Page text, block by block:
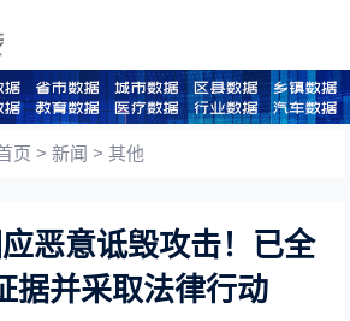
页 >新闻 >其他
恶意诋毁攻击！已全
据并采取法律行动